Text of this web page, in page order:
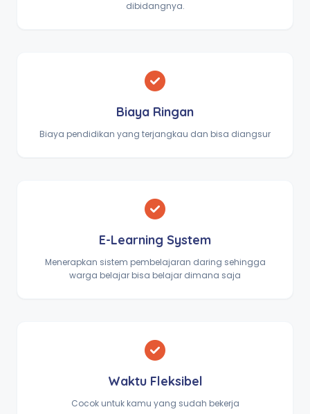
dibidangnya.
Biaya Ringan
Biaya pendidikan yang terjangkau dan bisa diangsur
E-Learning System
Menerapkan sistem pembelajaran daring sehingga
warga belajar bisa belajar dimana saja
Waktu Fleksibel
Cocok untuk kamu yang sudah bekerja